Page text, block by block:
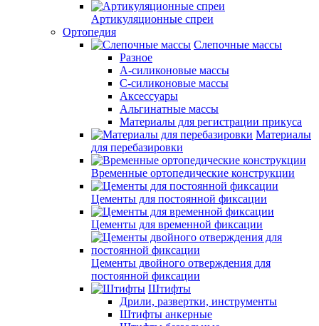
Артикуляционные спреи
Ортопедия
Слепочные массы
Разное
А-силиконовые массы
С-силиконовые массы
Аксессуары
Альгинатные массы
Материалы для регистрации прикуса
Материалы
для перебазировки
Временные ортопедические конструкции
Цементы для постоянной фиксации
Цементы для временной фиксации
Цементы двойного отверждения для
постоянной фиксации
Штифты
Дрили, развертки, инструменты
Штифты анкерные